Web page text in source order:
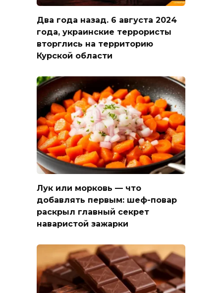
Два года назад. 6 августа 2024
года, украинские террористы
вторглись на территорию
Курской области
Лук или морковь — что
добавлять первым: шеф-повар
раскрыл главный секрет
наваристой зажарки